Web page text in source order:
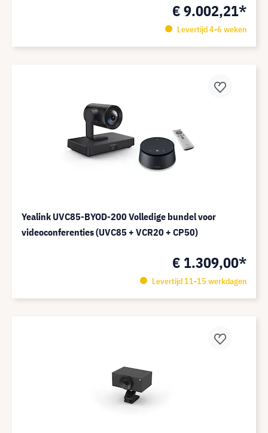
€ 9.002,21*
Levertijd 4-6 weken
Yealink UVC85-BYOD-200 Volledige bundel voor
videoconferenties (UVC85 + VCR20 + CP50)
€ 1.309,00*
Levertijd 11-15 werkdagen